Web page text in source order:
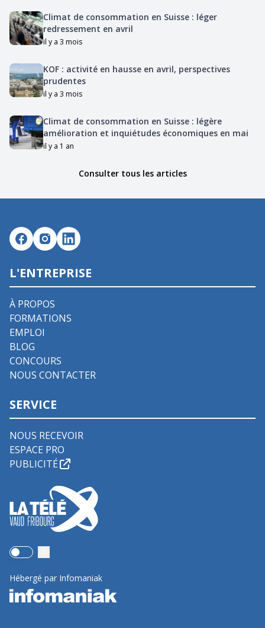
Climat de consommation en Suisse : léger
redressement en avril
il y a 3 mois
KOF : activité en hausse en avril, perspectives
prudentes
il y a 3 mois
Climat de consommation en Suisse : légère
amélioration et inquiétudes économiques en mai
il y a 1 an
Consulter tous les articles
L'ENTREPRISE
À PROPOS
FORMATIONS
EMPLOI
BLOG
CONCOURS
NOUS CONTACTER
SERVICE
NOUS RECEVOIR
ESPACE PRO
PUBLICITÉ
Use setting
Hébergé par Infomaniak